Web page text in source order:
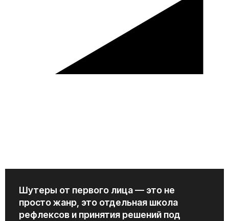
Шутеры от первого лица — это не
просто жанр, это отдельная школа
рефлексов и принятия решений под